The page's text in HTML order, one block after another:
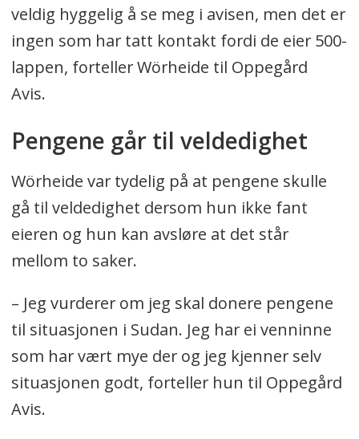
veldig hyggelig å se meg i avisen, men det er
ingen som har tatt kontakt fordi de eier 500-
lappen, forteller Wörheide til Oppegård
Avis.
Pengene går til veldedighet
Wörheide var tydelig på at pengene skulle
gå til veldedighet dersom hun ikke fant
eieren og hun kan avsløre at det står
mellom to saker.
– Jeg vurderer om jeg skal donere pengene
til situasjonen i Sudan. Jeg har ei venninne
som har vært mye der og jeg kjenner selv
situasjonen godt, forteller hun til Oppegård
Avis.